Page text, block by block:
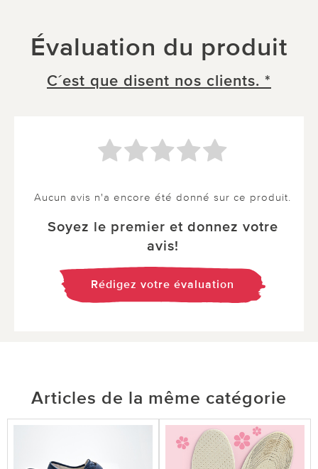
Évaluation du produit
C´est que disent nos clients. *
Aucun avis n'a encore été donné sur ce produit.
Soyez le premier et donnez votre
avis!
Rédigez votre évaluation
Articles de la même catégorie